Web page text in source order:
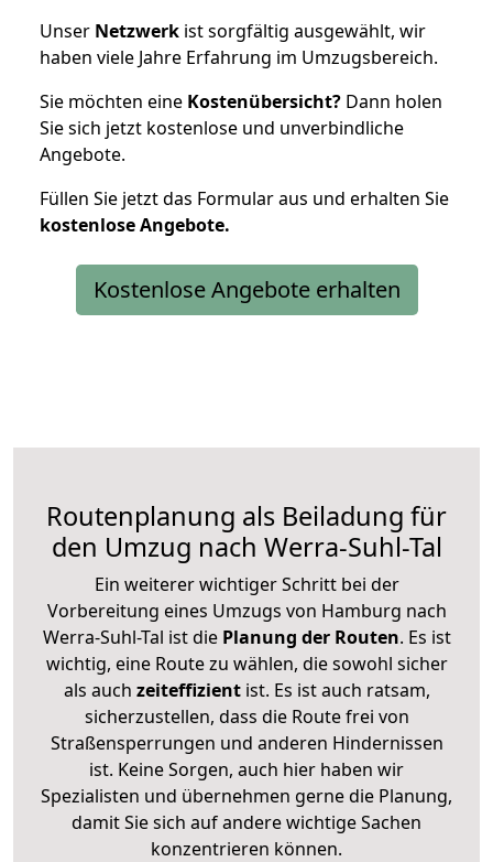
Unser Netzwerk ist sorgfältig ausgewählt, wir
haben viele Jahre Erfahrung im Umzugsbereich.
Sie möchten eine Kostenübersicht? Dann holen
Sie sich jetzt kostenlose und unverbindliche
Angebote.
Füllen Sie jetzt das Formular aus und erhalten Sie
kostenloseAngebote.
Kostenlose Angebote erhalten
Routenplanung als Beiladung für
den Umzug nach Werra-Suhl-Tal
Ein weiterer wichtiger Schritt bei der
Vorbereitung eines Umzugs von Hamburg nach
Werra-Suhl-Tal ist diePlanung der Routen. Es ist
wichtig, eine Route zu wählen, die sowohl sicher
als auch zeiteffizientist. Es ist auch ratsam,
sicherzustellen, dass die Route frei von
Straßensperrungen und anderen Hindernissen
ist. Keine Sorgen, auch hier haben wir
Spezialisten und übernehmen gerne die Planung,
damit Sie sich auf andere wichtige Sachen
konzentrieren können.